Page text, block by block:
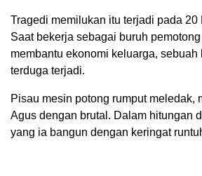
Tragedi memilukan itu terjadi pada 20
Saat bekerja sebagai buruh
membantu ekonomi keluarga,
terduga terjadi.
Pisau mesin potong rumput meledak,
Agus dengan brutal. Dalam hitungan
yang ia bangun dengan keringat